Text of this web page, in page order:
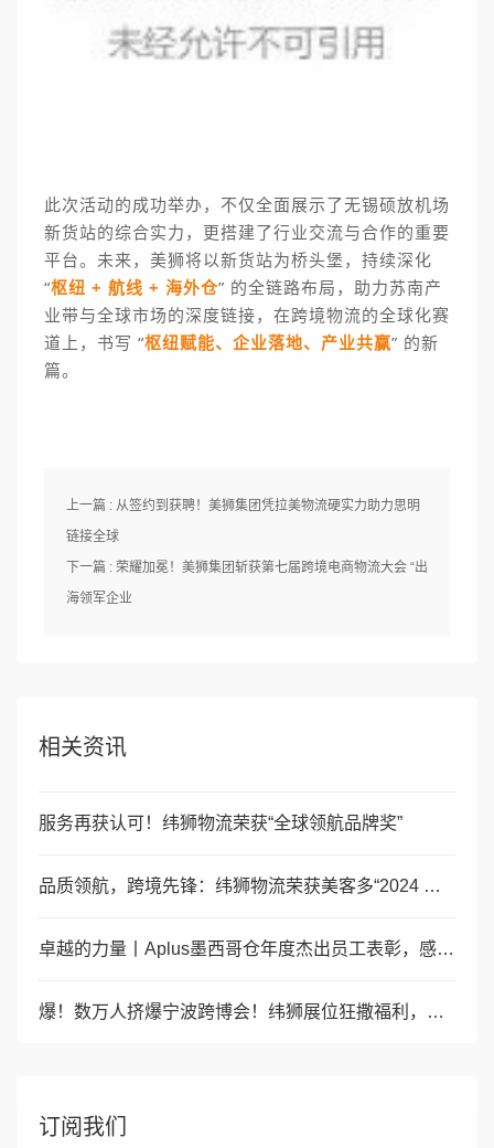
此次活动的成功举办，不仅全面展示了无锡硕放机场
新货站的综合实力，更搭建了行业交流与合作的重要
平台。未来，美狮将以新货站为桥头堡，持续深化
“枢纽 + 航线 + 海外仓” 的全链路布局，助力苏南产
业带与全球市场的深度链接，在跨境物流的全球化赛
道上，书写 “枢纽赋能、企业落地、产业共赢” 的新
篇。
上一篇 : 从签约到获聘！美狮集团凭拉美物流硬实力助力思明
链接全球
下一篇 : 荣耀加冕！美狮集团斩获第七届跨境电商物流大会 “出
海领军企业
相关资讯
服务再获认可！纬狮物流荣获“全球领航品牌奖”
品质领航，跨境先锋：纬狮物流荣获美客多“2024 年度优秀商
卓越的力量丨Aplus墨西哥仓年度杰出员工表彰，感谢每一位伙
爆！数万人挤爆宁波跨博会！纬狮展位狂撒福利，互动 + 干货燃
订阅我们